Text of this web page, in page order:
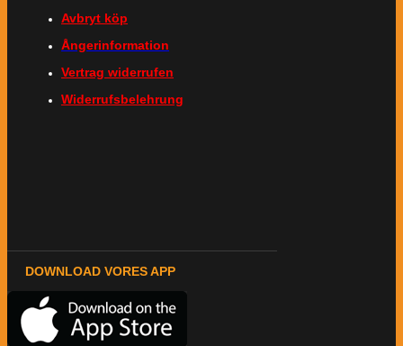
Avbryt köp
Ångerinformation
Vertrag widerrufen
Widerrufsbelehrung
DOWNLOAD VORES APP